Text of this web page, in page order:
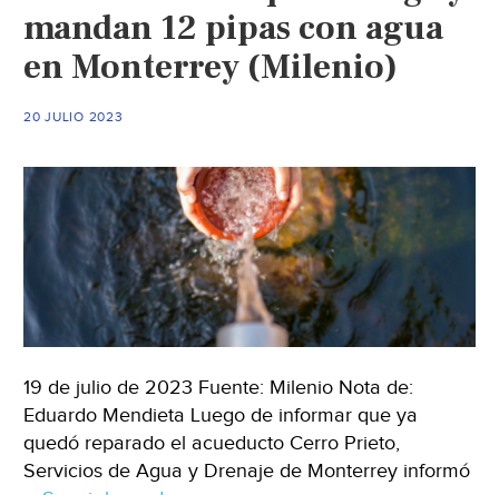
mandan 12 pipas con agua
en Monterrey (Milenio)
20 JULIO 2023
19 de julio de 2023 Fuente: Milenio Nota de:
Eduardo Mendieta Luego de informar que ya
quedó reparado el acueducto Cerro Prieto,
Servicios de Agua y Drenaje de Monterrey informó